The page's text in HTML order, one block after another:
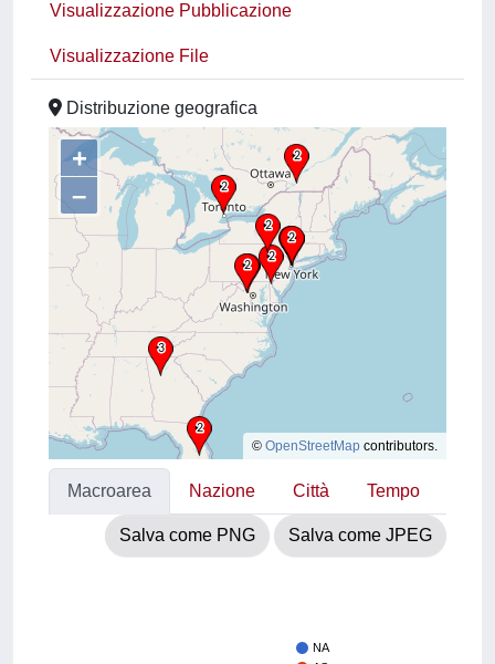
Visualizzazione Pubblicazione
Visualizzazione File
Distribuzione geografica
+
–
© OpenStreetMap contributors.
Macroarea Nazione Città Tempo
Salva come PNG Salva come JPEG
NA